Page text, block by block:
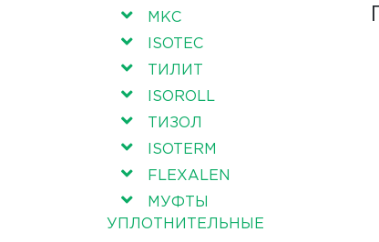
МКС
ISOTEC
ТИЛИТ
ISOROLL
ТИЗОЛ
ISOTERM
FLEXALEN
МУФТЫ
УПЛОТНИТЕЛЬНЫЕ